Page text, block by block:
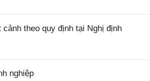
theo quy định tại Nghị định
nghiệp